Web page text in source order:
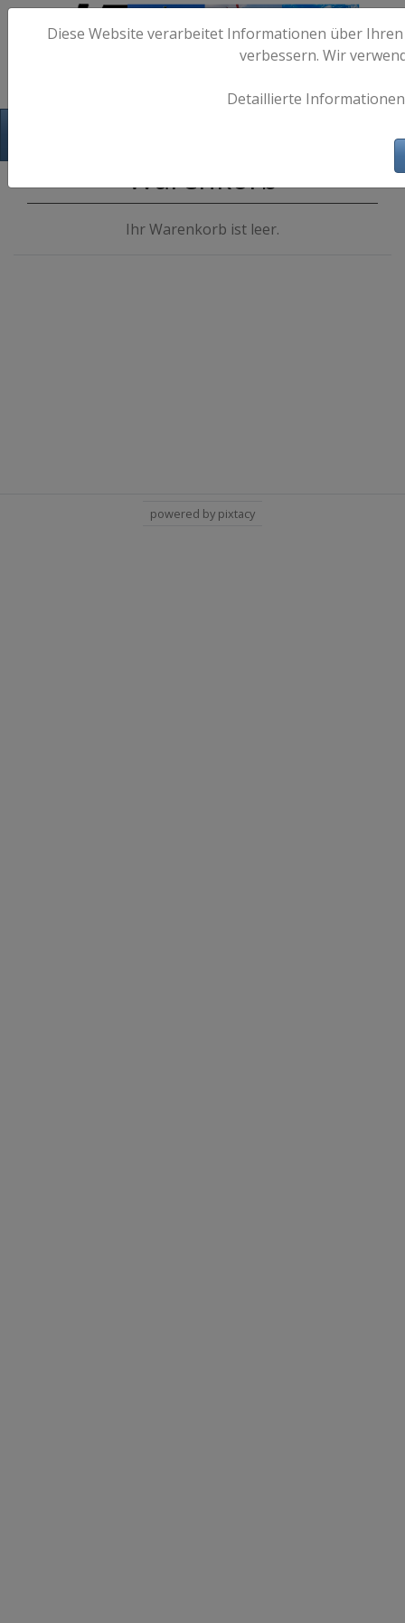
Warenkorb
Ihr Warenkorb ist leer.
Diese Website verarbeitet Informationen über
verbessern. Wir
Detaillierte
powered by pixtacy